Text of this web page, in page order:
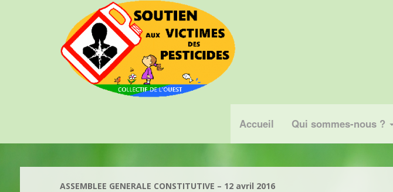
Accueil Qui sommes-nous ?
ASSEMBLEE GENERALE CONSTITUTIVE – 12 avril 2016